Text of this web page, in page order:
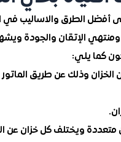
الطرق والاساليب في
الإتقان والجودة
كما يلي:
الخزان وذلك عن طريق
متعددة ويختلف كل خزان عن